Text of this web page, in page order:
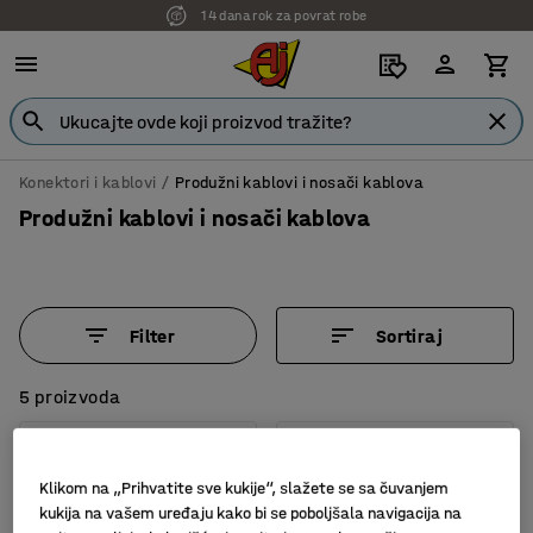
14 dana rok za povrat robe
Konektori i kablovi Produžni kablovi i nosači kablova
Produžni kablovi i nosači kablova
Filter Sortiraj
5 proizvoda
Klikom na „Prihvatite sve kukije“, slažete se sa čuvanjem
kukija na vašem uređaju kako bi se poboljšala navigacija na